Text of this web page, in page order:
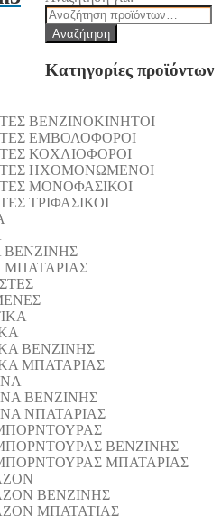
Αναζήτηση
Κατηγορίες προϊόντων
ΒΕΝΖΙΝΟΚΙΝΗΤΟΙ
ΕΜΒΟΛΟΦΟΡΟΙ
ΚΟΧΛΙΟΦΟΡΟΙ
ΗΧΟΜΟΝΩΜΕΝΟΙ
ΜΟΝΟΦΑΣΙΚΟΙ
ΤΡΙΦΑΣΙΚΟΙ
ΒΕΝΖΙΝΗΣ
ΜΠΑΤΑΡΙΑΣ
ΒΕΝΖΙΝΗΣ
ΜΠΑΤΑΡΙΑΣ
ΒΕΝΖΙΝΗΣ
ΝΠΑΤΑΡΙΑΣ
ΒΕΝΖΙΝΗΣ
ΜΠΑΤΑΡΙΑΣ
ΒΕΝΖΙΝΗΣ
ΜΠΑΤΑΤΙΑΣ